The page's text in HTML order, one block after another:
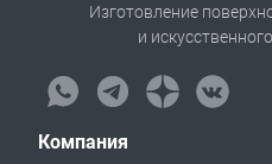
Изготовление
и
Компания